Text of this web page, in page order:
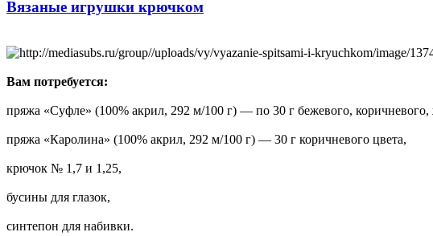
Вязаные игрушки крючком
Вам потребуется:
пряжа «Суфле» (100% акрил, 292 м/100 г) — по 30 г бежевого, коричневого,
пряжа «Каролина» (100% акрил, 292 м/100 г) — 30 г коричневого цвета,
крючок № 1,7 и 1,25,
бусины для глазок,
синтепон для набивки.